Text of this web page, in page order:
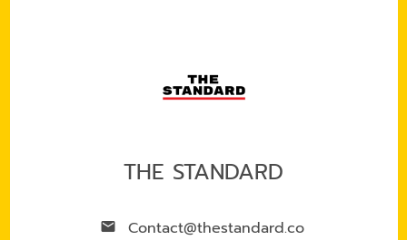
THE STANDARD
Contact@thestandard.co